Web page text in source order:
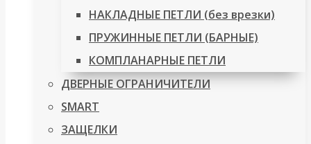
НАКЛАДНЫЕ ПЕТЛИ (без врезки)
ПРУЖИННЫЕ ПЕТЛИ (БАРНЫЕ)
КОМПЛАНАРНЫЕ ПЕТЛИ
ДВЕРНЫЕ ОГРАНИЧИТЕЛИ
SMART
ЗАЩЕЛКИ